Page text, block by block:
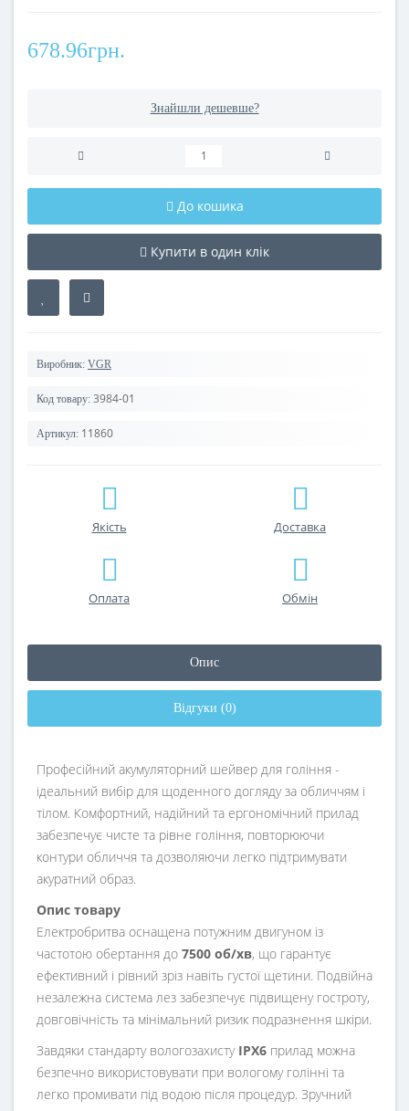
678.96грн.
Знайшли дешевше?
До кошика
Купити в один клік
Виробник: VGR
Код товару: 3984-01
Артикул: 11860
Якість Доставка
Оплата Обмін
Опис
Відгуки (0)
Професійний акумуляторний шейвер для гоління -
ідеальний вибір для щоденного догляду за обличчям і
тілом. Комфортний, надійний та ергономічний прилад
забезпечує чисте та рівне гоління, повторюючи
контури обличчя та дозволяючи легко підтримувати
акуратний образ.
Опис товару
Електробритва оснащена потужним двигуном із
частотою обертання до 7500 об/хв, що гарантує
ефективний і рівний зріз навіть густої щетини. Подвійна
незалежна система лез забезпечує підвищену гостроту,
довговічність та мінімальний ризик подразнення шкіри.
Завдяки стандарту вологозахисту IPX6 прилад можна
безпечно використовувати при вологому голінні та
легко промивати під водою після процедур. Зручний